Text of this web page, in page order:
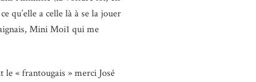
qu’elle a celle là à se la jouer
Mini Moi1 qui me
« frantougais » merci José